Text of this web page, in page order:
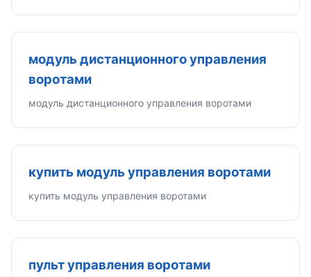
модуль дистанционного управления
воротами
модуль дистанционного управления воротами
купить модуль управления воротами
купить модуль управления воротами
пульт управления воротами